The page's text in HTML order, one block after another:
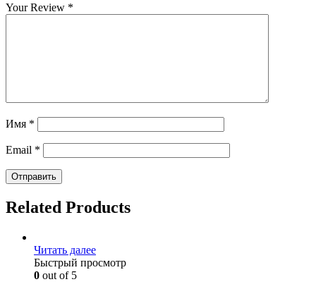
Your Review *
Имя *
Email *
Related Products
Читать далее
Быстрый просмотр
0 out of 5